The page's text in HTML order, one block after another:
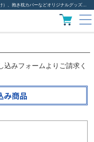
無料サンプル依頼|オリジナルタオル、ブランケット（ひざ掛け）、抱き枕カバーなどオリジナルグッズ作成は電脳プリント
みフォームよりご請求く
み商品